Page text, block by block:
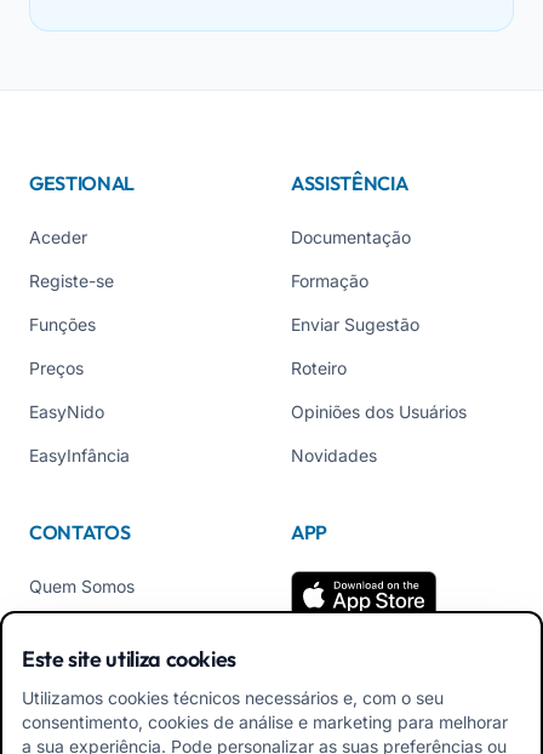
GESTIONAL
Aceder
Registe-se
Funções
Preços
EasyNido
EasyInfância
ASSISTÊNCIA
Documentação
Formação
Enviar Sugestão
Roteiro
Opiniões dos Usuários
Novidades
CONTATOS
Quem Somos
Tel +39 02 84152514
APP
Baixe o APK do App para
Este site utiliza cookies
Utilizamos cookies técnicos necessários e, com o seu
consentimento, cookies de análise e marketing para melhorar
a sua experiência. Pode personalizar as suas preferências ou